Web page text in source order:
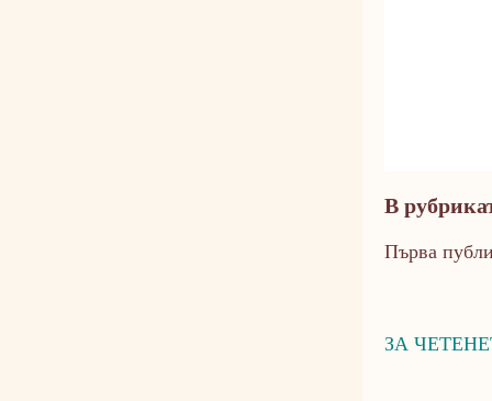
В
Първа
ЗА